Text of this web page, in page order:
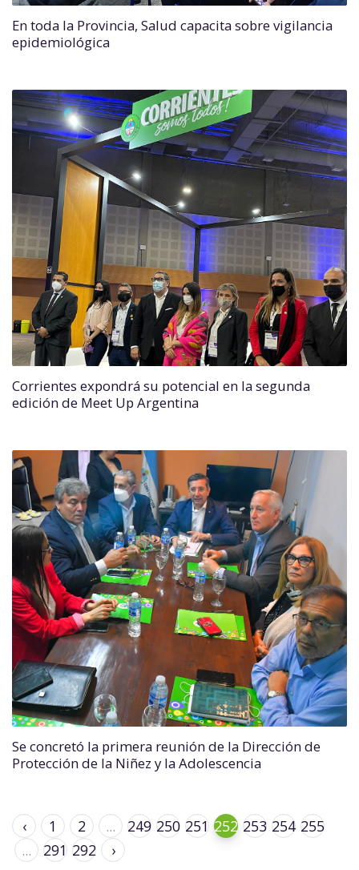
En toda la Provincia, Salud capacita sobre vigilancia
epidemiológica
Corrientes expondrá su potencial en la segunda
edición de Meet Up Argentina
Se concretó la primera reunión de la Dirección de
Protección de la Niñez y la Adolescencia
‹ 1 2 ... 249 250 251 252 253 254 255
...
291 292 ›